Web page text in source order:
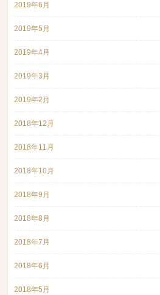
2019年6月
2019年5月
2019年4月
2019年3月
2019年2月
2018年12月
2018年11月
2018年10月
2018年9月
2018年8月
2018年7月
2018年6月
2018年5月